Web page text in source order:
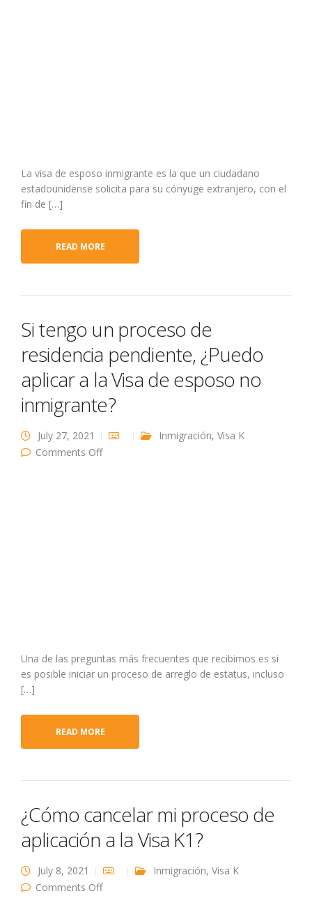
La visa de esposo inmigrante es la que un ciudadano
estadounidense solicita para su cónyuge extranjero, con el
fin de […]
READ MORE
Si tengo un proceso de
residencia pendiente, ¿Puedo
aplicar a la Visa de esposo no
inmigrante?
July 27, 2021 Inmigración, Visa K
Comments Offon Si tengo un proceso de residencia
Una de las preguntas más frecuentes que recibimos es si
es posible iniciar un proceso de arreglo de estatus, incluso
[…]
READ MORE
¿Cómo cancelar mi proceso de
aplicación a la Visa K1?
July 8, 2021 Inmigración, Visa K
Comments Offon ¿Cómo cancelar mi proceso de aplicación